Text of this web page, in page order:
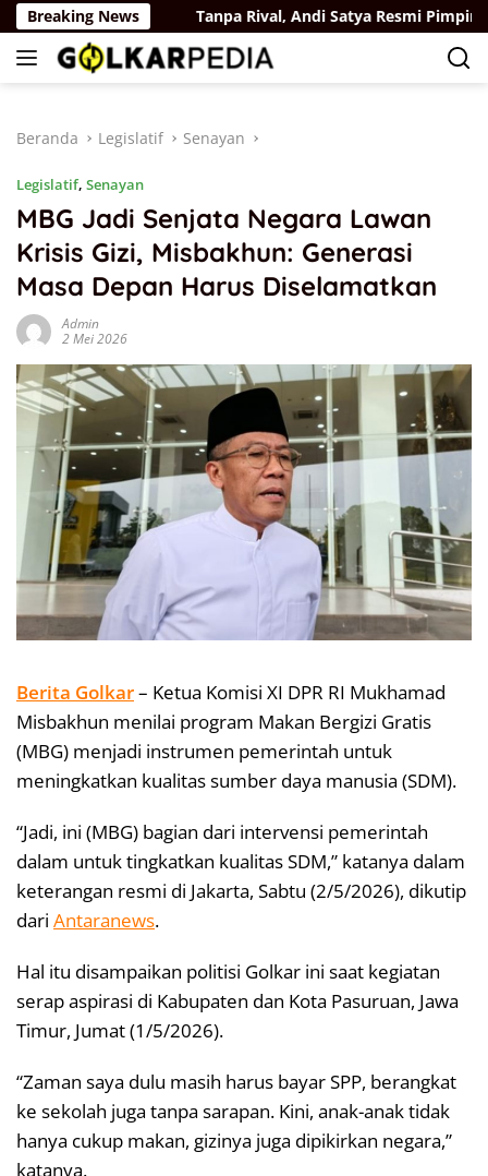
Langsung
ke
konten
Breaking News
Sisdiknas Tanpa Rival, Andi Satya Resmi Pimpin
Beranda Legislatif Senayan
Legislatif, Senayan
MBG Jadi Senjata Negara Lawan
Krisis Gizi, Misbakhun: Generasi
Masa Depan Harus Diselamatkan
Admin
2 Mei 2026
Berita Golkar– Ketua Komisi XI DPR RI Mukhamad
Misbakhun menilai program Makan Bergizi Gratis
(MBG) menjadi instrumen pemerintah untuk
meningkatkan kualitas sumber daya manusia (SDM).
“Jadi, ini (MBG) bagian dari intervensi pemerintah
dalam untuk tingkatkan kualitas SDM,” katanya dalam
keterangan resmi di Jakarta, Sabtu (2/5/2026), dikutip
dari Antaranews.
Hal itu disampaikan politisi Golkar ini saat kegiatan
serap aspirasi di Kabupaten dan Kota Pasuruan, Jawa
Timur, Jumat (1/5/2026).
“Zaman saya dulu masih harus bayar SPP, berangkat
ke sekolah juga tanpa sarapan. Kini, anak-anak tidak
hanya cukup makan, gizinya juga dipikirkan negara,”
katanya.